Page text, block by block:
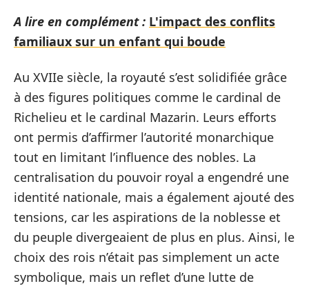
A lire en complément : L'impact des conflits
familiaux sur un enfant qui boude
Au XVIIe siècle, la royauté s’est solidifiée grâce
à des figures politiques comme le cardinal de
Richelieu et le cardinal Mazarin. Leurs efforts
ont permis d’affirmer l’autorité monarchique
tout en limitant l’influence des nobles. La
centralisation du pouvoir royal a engendré une
identité nationale, mais a également ajouté des
tensions, car les aspirations de la noblesse et
du peuple divergeaient de plus en plus. Ainsi, le
choix des rois n’était pas simplement un acte
symbolique, mais un reflet d’une lutte de